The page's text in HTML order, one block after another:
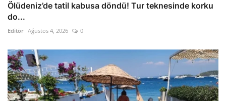
Ölüdeniz’de tatil kabusa döndü! Tur teknesinde korku
do...
Editör Ağustos 4, 2026 0